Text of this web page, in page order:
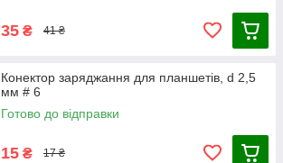
35 ₴ 41 ₴
Конектор заряджання для планшетів, d 2,5
мм # 6
Готово до відправки
15 ₴ 17 ₴